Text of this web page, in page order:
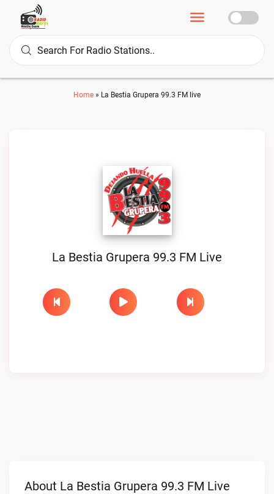
Home » La Bestia Grupera 99.3 FM live
La Bestia Grupera 99.3 FM Live
About La Bestia Grupera 99.3 FM Live